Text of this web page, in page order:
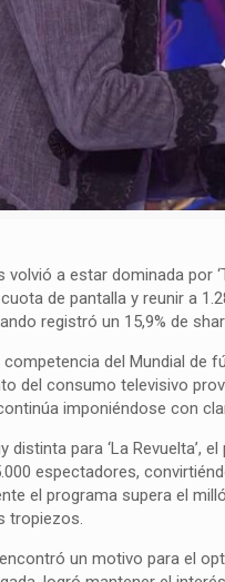
volvió a estar dominada por
de pantalla y reunir a
registró un 15,9% de
del Mundial de
del consumo televisivo
imponiéndose con
distinta para ‘La Revuelta’,
espectadores,
el programa supera el
tropiezos.
un motivo para el